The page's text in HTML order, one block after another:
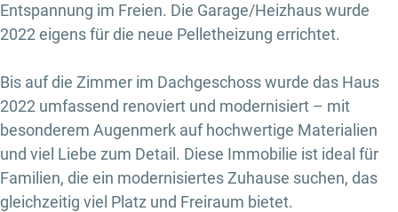
Entspannung im Freien. Die Garage/Heizhaus wurde
2022 eigens für die neue Pelletheizung errichtet.
Bis auf die Zimmer im Dachgeschoss wurde das Haus
2022 umfassend renoviert und modernisiert – mit
besonderem Augenmerk auf hochwertige Materialien
und viel Liebe zum Detail. Diese Immobilie ist ideal für
Familien, die ein modernisiertes Zuhause suchen, das
gleichzeitig viel Platz und Freiraum bietet.